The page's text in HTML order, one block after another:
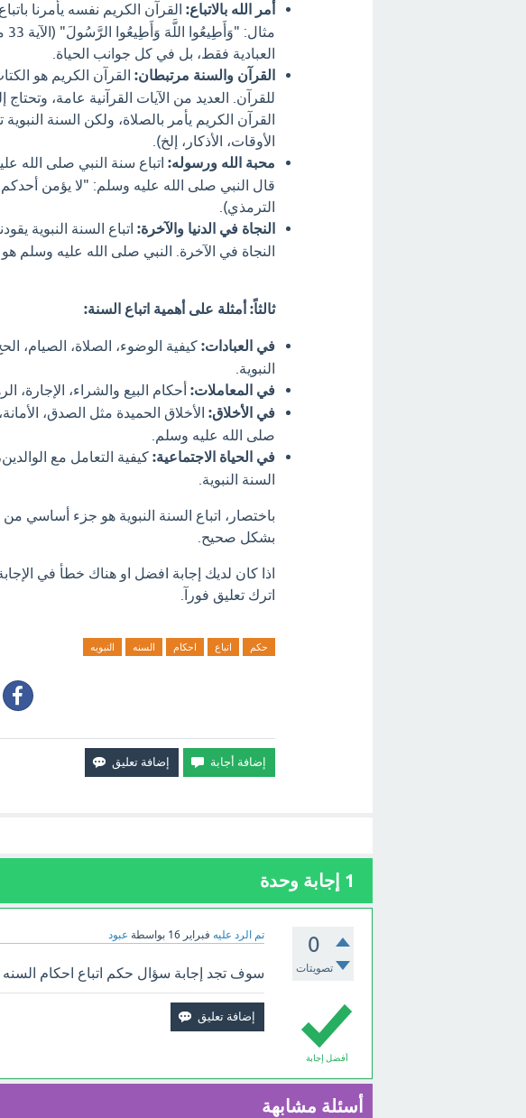
أمر الله بالاتباع: القرآن الكريم نفسه يأمرنا
العبادية فقط، بل في كل جوانب الحياة.
القرآن والسنة مرتبطان: القرآن الكريم هو
للقرآن. العديد من الآيات القرآنية عامة،
القرآن الكريم يأمر بالصلاة، ولكن السنة
الأوقات، الأذكار، إلخ).
محبة الله ورسوله: اتباع سنة النبي صلى الله
قال النبي صلى الله عليه وسلم: "لا يؤمن
الترمذي).
النجاة في الدنيا والآخرة: اتباع السنة النبوية
النجاة في الآخرة. النبي صلى الله عليه وسلم هو
ثالثاً: أمثلة على أهمية اتباع السنة:
في العبادات: كيفية الوضوء، الصلاة، الصيام،
النبوية.
في المعاملات: أحكام البيع والشراء، الإجارة،
في الأخلاق: الأخلاق الحميدة مثل الصدق،
صلى الله عليه وسلم.
في الحياة الاجتماعية: كيفية التعامل مع
السنة النبوية.
باختصار، اتباع السنة النبوية هو جزء أساسي
بشكل صحيح.
اذا كان لديك إجابة افضل او هناك خطأ في
اترك تعليق فورآ.
حكم اتباع احكام السنه النبويه
1 إجابة وحدة
0
تصويتات
تم الرد عليه فبراير 16 بواسطة عبود
أفضل إجابة
سوف تجد إجابة سؤال حكم اتباع احكام السنه
أسئلة مشابهة